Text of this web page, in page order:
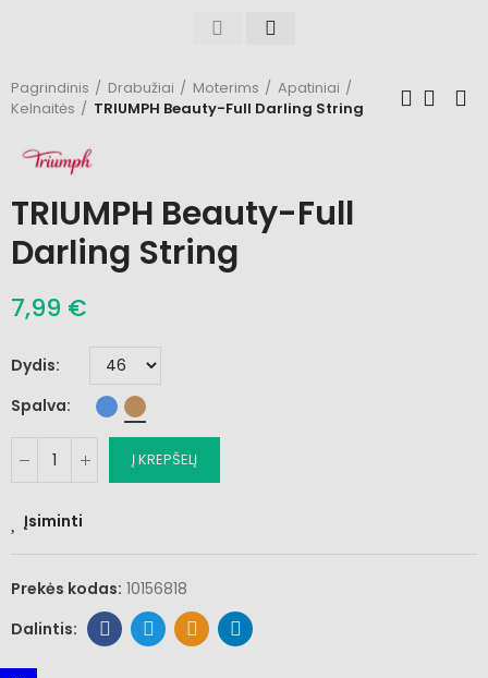
Pagrindinis Drabužiai Moterims
Apatiniai
Kelnaitės
TRIUMPH Beauty-Full Darling String
TRIUMPH Beauty-Full
Darling String
7,99 €
Dydis
Spalva
Į KREPŠELĮ
Įsiminti
Prekės kodas: 10156818